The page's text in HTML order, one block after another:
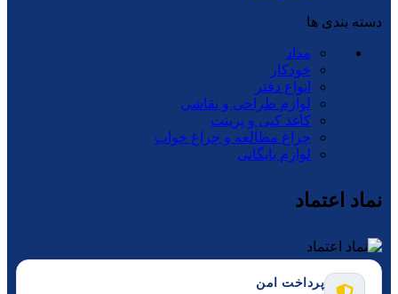
دسته بندی ها
مداد
خودکار
انواع دفتر
لوازم طراحی و نقاشی
کاغذ کپی و پرینت
چراغ مطالعه و چراغ خواب
لوازم بایگانی
نماد اعتماد
پرداخت امن